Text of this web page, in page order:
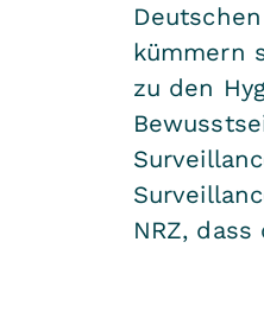
kümmern
zu den
NRZ,